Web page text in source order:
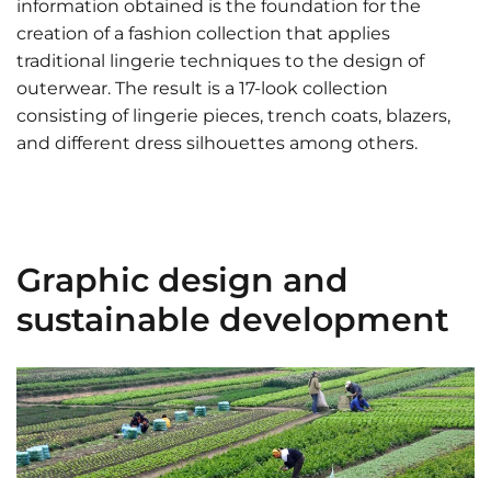
information obtained is the foundation for the
creation of a fashion collection that applies
traditional lingerie techniques to the design of
outerwear. The result is a 17-look collection
consisting of lingerie pieces, trench coats, blazers,
and different dress silhouettes among others.
Graphic design and
sustainable development